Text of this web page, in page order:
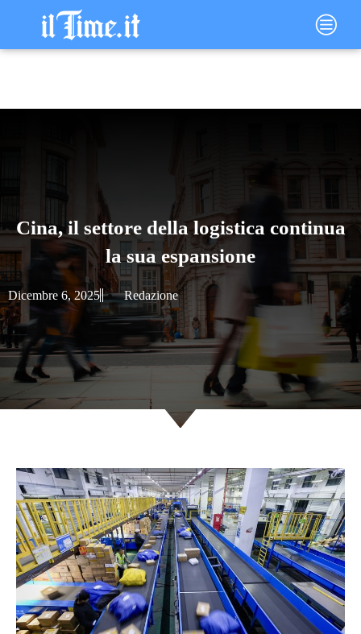
contenuto
Main
Menu
Cina, il settore della logistica continua
la sua espansione
Dicembre 6, 2025 Redazione